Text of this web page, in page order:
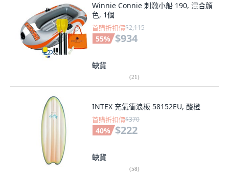
Winnie Connie 刺激小船 190, 混合顏
色, 1個
首購折扣價$2,115
55% $934
缺貨
(21)
INTEX 充氣衝浪板 58152EU, 酸橙
首購折扣價$370
40% $222
缺貨
(58)